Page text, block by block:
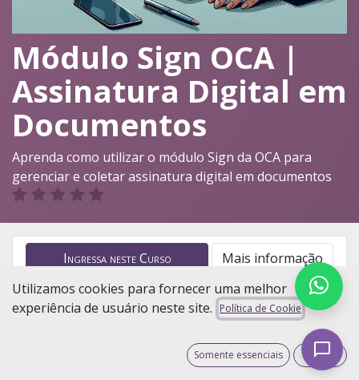
Módulo Sign OCA |
Assinatura Digital em
Documentos
Aprenda como utilizar o módulo Sign da OCA para
gerenciar e coletar assinatura digital em documentos
Ingressa neste Curso Mais informação
Curso Revisões
Utilizamos cookies para fornecer uma melhor
experiência de usuário neste site.
Política de Cookie
Somente essenciais Aceito